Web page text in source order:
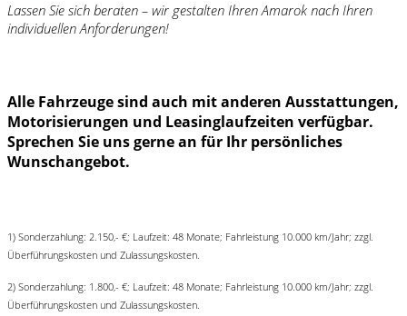
Lassen Sie sich beraten – wir gestalten Ihren Amarok nach Ihren
individuellen Anforderungen!
Alle Fahrzeuge sind auch mit anderen Ausstattungen,
Motorisierungen und Leasinglaufzeiten verfügbar.
Sprechen Sie uns gerne an für Ihr persönliches
Wunschangebot.
1) Sonderzahlung: 2.150,- €; Laufzeit: 48 Monate; Fahrleistung 10.000 km/Jahr; zzgl.
Überführungskosten und Zulassungskosten.
2) Sonderzahlung: 1.800,- €; Laufzeit: 48 Monate; Fahrleistung 10.000 km/Jahr; zzgl.
Überführungskosten und Zulassungskosten.